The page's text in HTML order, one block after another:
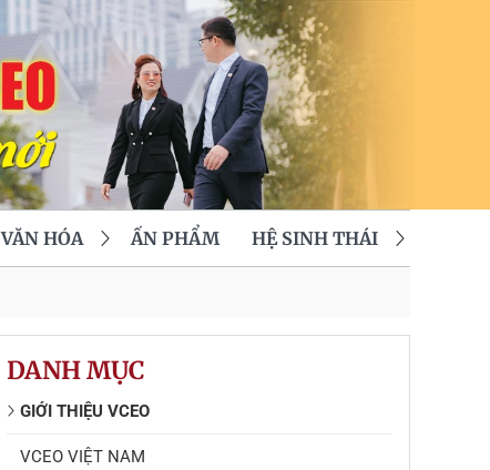
VĂN HÓA ẤN PHẨM HỆ SINH THÁI
DANH MỤC
GIỚI THIỆU VCEO
VCEO VIỆT NAM